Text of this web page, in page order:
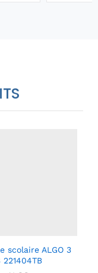
scolaire ALGO 3
221404TB